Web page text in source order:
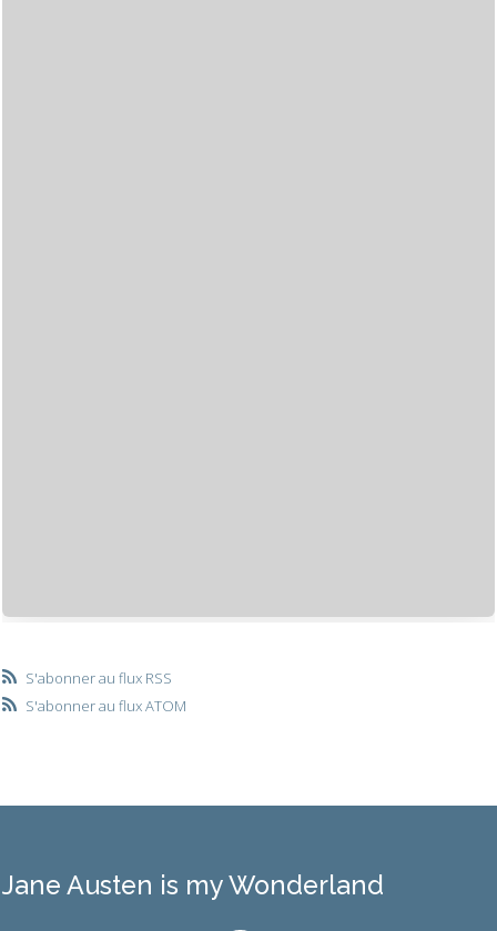
S'abonner au flux RSS
S'abonner au flux ATOM
Jane Austen is my Wonderland